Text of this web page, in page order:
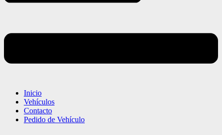
Inicio
Vehículos
Contacto
Pedido de Vehículo